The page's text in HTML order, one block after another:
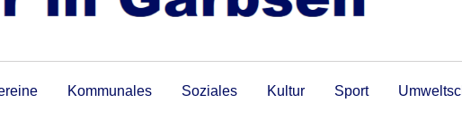
Kommunales Soziales Kultur Sport